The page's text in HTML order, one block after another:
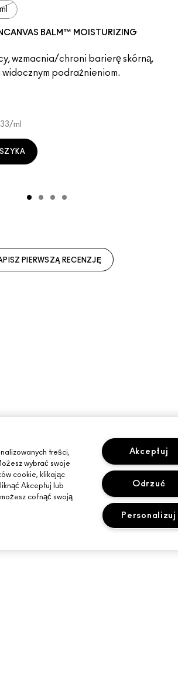
BALM™ MOISTURIZING
wzmacnia/chroni barierę skórną,
podrażnieniom.
/ml
PIERWSZĄ RECENZJĘ
treści,
wybrać swoje
cookie, klikając
Akceptuj lub
cofnąć swoją
Akceptuj
Odrzuć
Personalizuj